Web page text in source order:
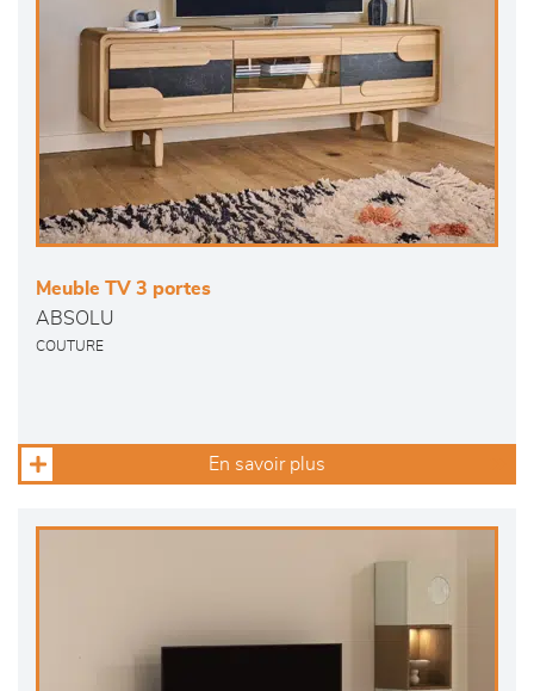
Meuble TV 3 portes
ABSOLU
COUTURE
En savoir plus